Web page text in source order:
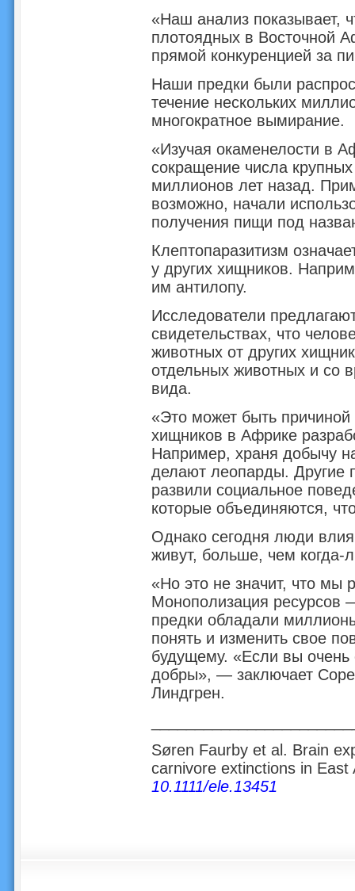
«Наш анализ показывает,
плотоядных в Восточной
прямой конкуренцией за
Наши предки были
течение нескольких
многократное вымирание.
«Изучая окаменелости в
сокращение числа
миллионов лет назад.
возможно, начали
получения пищи под
Клептопаразитизм
у других хищников.
им антилопу.
Исследователи
свидетельствах, что
животных от других
отдельных животных и со
вида.
«Это может быть причиной
хищников в Африке
Например, храня добычу
делают леопарды. Другие
развили социальное
которые объединяются,
Однако сегодня люди
живут, больше, чем когда-
«Но это не значит, что мы
Монополизация
предки обладали
понять и изменить свое
будущему. «Если вы
добры», — заключает
Линдгрен.
Søren Faurby et al. Brain
carnivore extinctions in
10.1111/ele.13451